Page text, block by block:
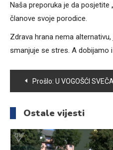
Naša preporuka je da posjetite
članove svoje porodice.
Zdrava hrana nema
smanjuje se stres. A dobijamo
Navigacija
članaka
Prošlo: U VOGOŠĆI
Ostale vijesti